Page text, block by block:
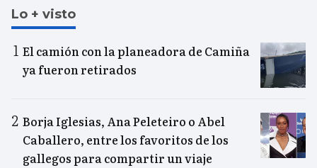
Lo + visto
El camión con la planeadora de Camiña
ya fueron retirados
Borja Iglesias, Ana Peleteiro o Abel
Caballero, entre los favoritos de los
gallegos para compartir un viaje